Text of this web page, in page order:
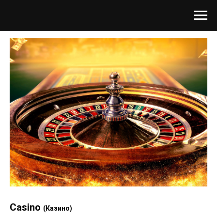
Casino (Казино)